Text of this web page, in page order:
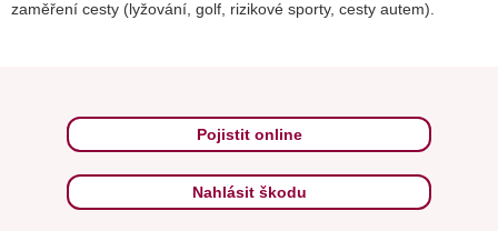
zaměření cesty (lyžování, golf, rizikové sporty, cesty autem).
Pojistit online
Nahlásit škodu